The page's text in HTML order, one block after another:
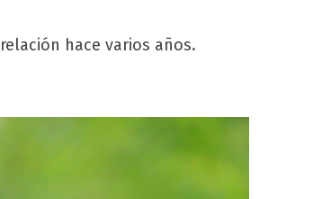
hace varios años.